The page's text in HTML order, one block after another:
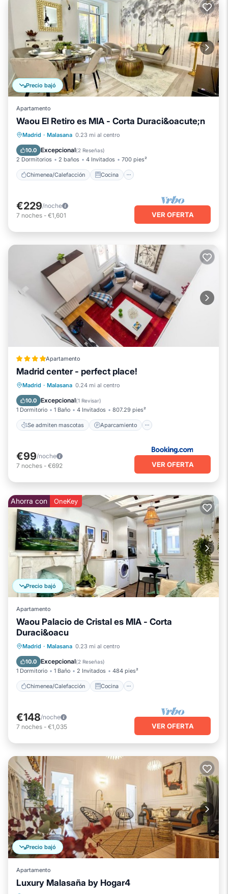
Precio bajó
Apartamento
Waou El Retiro es MIA - Corta Duraci&oacute;n
Madrid · Malasana 0.23 mi al centro
10.0 Excepcional(2 Reseñas)
2 Dormitorios 2 baños 4 Invitados 700 pies²
Chimenea/Calefacción Cocina
Chimenea/Calefacción
Aire acondicionado
€229/noche
7 noches - €1,601 VER OFERTA
Apartamento
Madrid center - perfect place!
Madrid · Malasana 0.24 mi al centro
10.0 Excepcional(1 Revisar)
1 Dormitorio 1 Baño 4 Invitados 807.29 pies²
Se admiten mascotas Aparcamiento
Se admiten mascotas
Aire acondicionado
€99/noche
7 noches - €692 VER OFERTA
Precio bajó
Ahorra con OneKey
Apartamento
Waou Palacio de Cristal es MIA - Corta
Duraci&oacu
Madrid · Malasana 0.23 mi al centro
10.0 Excepcional(2 Reseñas)
1 Dormitorio 1 Baño 2 Invitados 484 pies²
Chimenea/Calefacción Cocina
Chimenea/Calefacción
Aire acondicionado
€148/noche
7 noches - €1,035 VER OFERTA
Precio bajó
Apartamento
Luxury Malasaña by Hogar4